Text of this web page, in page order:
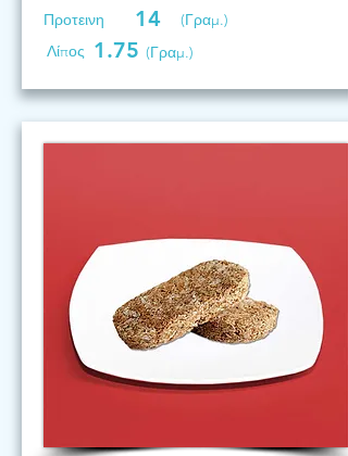
Προτεινη 14
(Γραμ.)
Λίπος 1.75 (Γραμ.)